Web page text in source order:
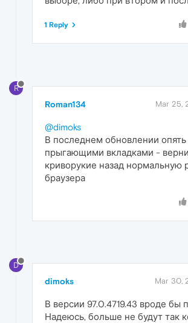
1 Reply
R
Roman134 Mar 25,
@dimoks
В последнем обновлении опять
прыгающими вкладками -
криворукие назад нормальную
браузера
D
dimoks Mar 30,
В версии 97.0.4719.43 вроде бы
Надеюсь, больше не будут так